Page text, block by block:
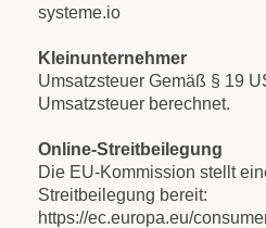
systeme.io
Kleinunternehmer
Umsatzsteuer Gemäß § 19
Umsatzsteuer berechnet.
Online-Streitbeilegung
Die EU-Kommission stellt
Streitbeilegung bereit:
https://ec.europa.eu/